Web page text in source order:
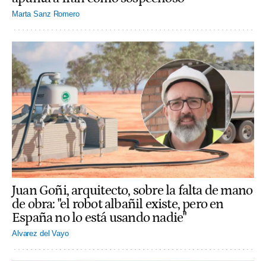
Marta Sanz Romero
Juan Goñi, arquitecto, sobre la falta de mano
de obra: "el robot albañil existe, pero en
España no lo está usando nadie"
Alvarez del Vayo